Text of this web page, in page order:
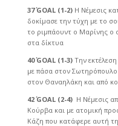
37΄GOAL (1-2) Η Νέμεσις
δοκίμασε την τύχη με το
το ριμπάουντ ο Μαρίνης ο
στα δίκτυα
40΄GOAL (1-3)Την
με πάσα στον Σωτηρόπουλο
στον Θαναηλάκη και από
42΄GOAL (2-4)Η Νέμεσις
Κούρβα και με ατομική
Κάζη που κατάφερε αυτή τη